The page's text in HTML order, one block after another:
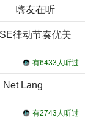
嗨友在听
律动节奏优美
有6433人听过
Net Lang
有2743人听过